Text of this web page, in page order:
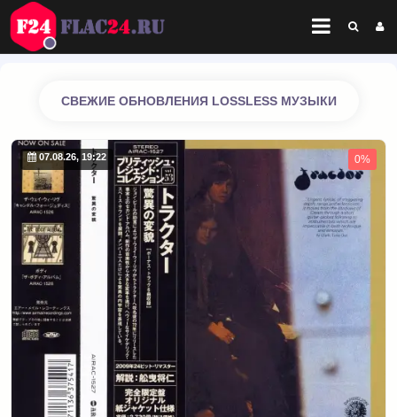
СВЕЖИЕ ОБНОВЛЕНИЯ LOSSLESS МУЗЫКИ
07.08.26, 19:22 0%